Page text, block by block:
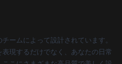
ームによって設計されています。
現するだけでなく、あなたの日常